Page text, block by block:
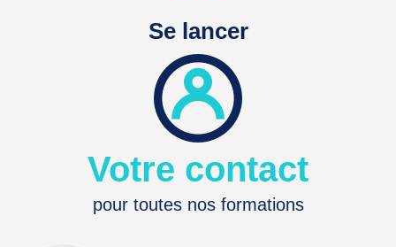
Se lancer
Votre contact
pour toutes nos formations